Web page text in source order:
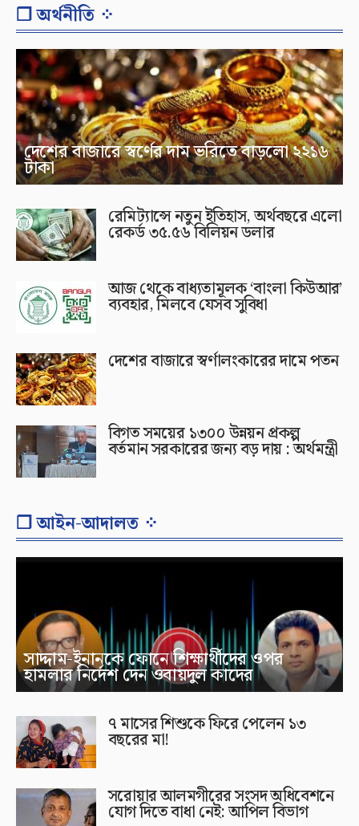
❐ অর্থনীতি ⁘
দেশের বাজারে স্বর্ণের দাম ভরিতে বাড়লো ২২১৬
টাকা
রেমিট্যান্সে নতুন ইতিহাস, অর্থবছরে এলো
রেকর্ড ৩৫.৫৬ বিলিয়ন ডলার
আজ থেকে বাধ্যতামূলক ‘বাংলা কিউআর’
ব্যবহার, মিলবে যেসব সুবিধা
দেশের বাজারে স্বর্ণালংকারের দামে পতন
বিগত সময়ের ১৩০০ উন্নয়ন প্রকল্প
বর্তমান সরকারের জন্য বড় দায় : অর্থমন্ত্রী
❐ আইন-আদালত ⁘
সাদ্দাম-ইনানকে ফোনে শিক্ষার্থীদের ওপর
হামলার নির্দেশ দেন ওবায়দুল কাদের
৭ মাসের শিশুকে ফিরে পেলেন ১৩
বছরের মা!
সরোয়ার আলমগীরের সংসদ অধিবেশনে
যোগ দিতে বাধা নেই: আপিল বিভাগ